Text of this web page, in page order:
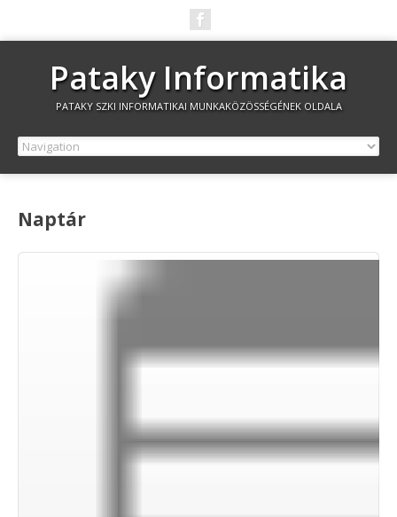
Pataky Informatika
PATAKY SZKI INFORMATIKAI MUNKAKÖZÖSSÉGÉNEK OLDALA
Naptár